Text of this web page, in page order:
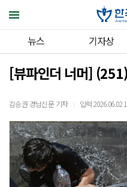
뉴스 기자상
[뷰파인더 너머]
김승권 경남신문 기자 ｜ 입력 2026.06.02